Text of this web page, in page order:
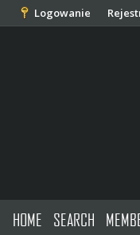
Logowanie
HOME SEARCH